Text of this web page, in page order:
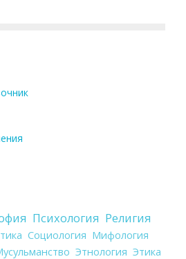
Психология Религия
Социология Мифология
Этнология Этика